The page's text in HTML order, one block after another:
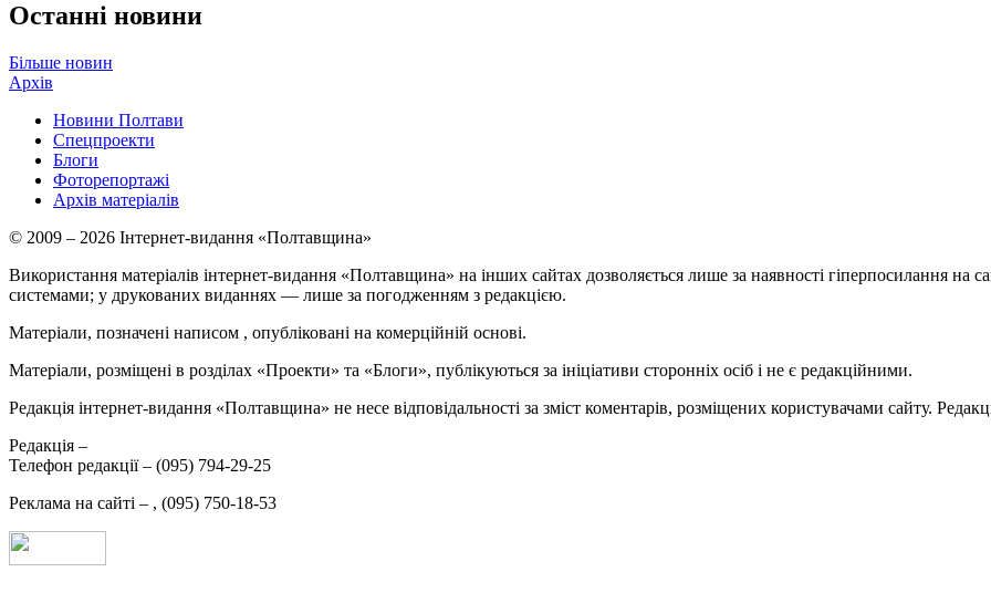
Останні новини
Більше новин
Архів
Новини Полтави
Спецпроекти
Блоги
Фоторепортажі
Архів матеріалів
© 2009 – 2026 Інтернет-видання «Полтавщина»
Використання матеріалів інтернет-видання «Полтавщина» на інших сайтах дозволяється лише за наявності гіперпосилання на
системами; у друкованих виданнях — лише за погодженням з редакцією.
Матеріали, позначені написом , опубліковані на комерційній основі.
Матеріали, розміщені в розділах «Проекти» та «Блоги», публікуються за ініціативи сторонніх осіб і не є редакційними.
Редакція інтернет-видання «Полтавщина» не несе відповідальності за зміст коментарів, розміщених користувачами сайту.
Редакція –
Телефон редакції – (095) 794-29-25
Реклама на сайті – , (095) 750-18-53